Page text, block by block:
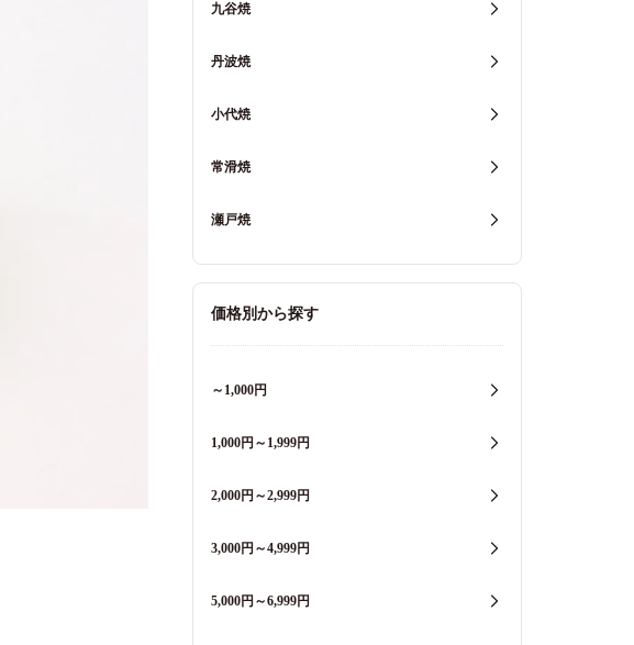
九谷焼
丹波焼
小代焼
常滑焼
瀬戸焼
価格別から探す
～1,000円
1,000円～1,999円
2,000円～2,999円
3,000円～4,999円
5,000円～6,999円